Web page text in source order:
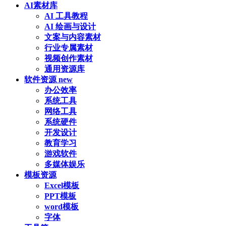
AI素材库
AI 工具教程
AI 绘画与设计
文案与内容素材
行业专属素材
视频创作素材
通用资源库
软件资源 new
办公效率
系统工具
网络工具
系统硬件
开发设计
教育学习
游戏软件
多媒体娱乐
模板资源
Excel模板
PPT模板
word模板
字体